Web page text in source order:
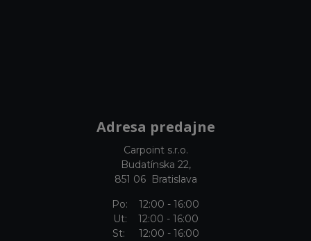
Adresa predajne
Carpoint s.r.o.
Budatínska 22,
851 06 Bratislava
Po: 12:00 - 16:00
Ut: 12:00 - 16:00
St: 12:00 - 16:00